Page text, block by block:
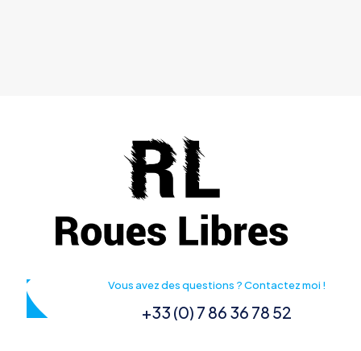
Vous avez des questions ? Contactez moi !
+33 (0) 7 86 36 78 52